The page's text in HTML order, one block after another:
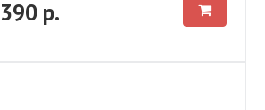
390 р.